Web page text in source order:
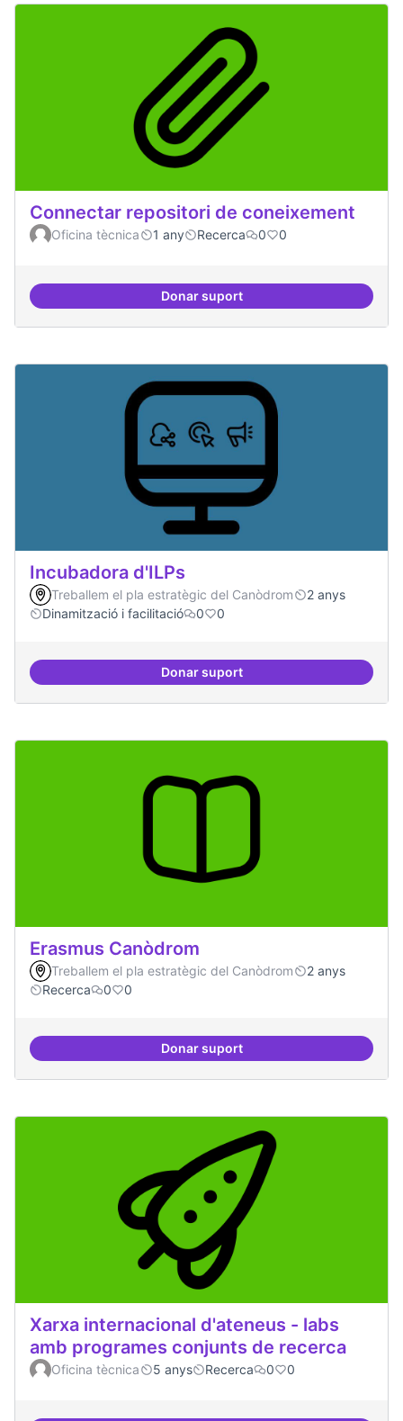
Connectar repositori de coneixement
Oficina tècnica 1 any Recerca 0 0
Donar suportConnectar repositori de
Incubadora d'ILPs
Treballem el pla estratègic del Canòdrom
2 anys
Dinamització i facilitació
0 0
Donar suportIncubadora d'ILPs
Erasmus Canòdrom
Treballem el pla estratègic del Canòdrom
2 anys
Recerca
0 0
Donar suportErasmus Canòdrom
Xarxa internacional d'ateneus - labs
amb programes conjunts de recerca
Oficina tècnica 5 anys Recerca 0 0